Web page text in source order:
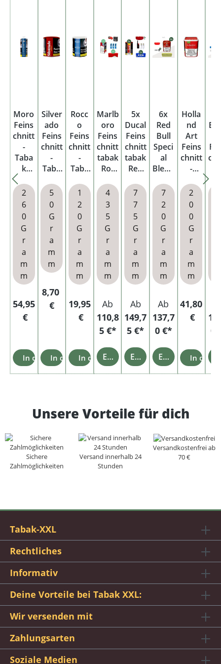
Moro
Feins
chnitt
-
Taba
k
Premi
um
Blau
Dose
L
2
6
0
G
r
a
m
m
Regulärer Preis:
54,95
€
In den Warenkorb
Silver
ado
Feins
chnitt
-
Taba
Wide
Cut
Red
Dose
5
0
G
r
a
m
m
Regulärer Preis:
8,70
€
In den Warenkorb
Rocc
o
Feins
chnitt
-
Taba
Blau
Dose
1
2
0
G
r
a
m
m
Regulärer Preis:
19,95
€
In den Warenkorb
Marlb
oro
Feins
chnitt
tabak
Rot
Dose
mit
1000
King
Size
Filter
hülse
n und
Etui
4
3
5
G
r
a
m
m
Ab
110,8
5 €*
Einzelheiten
5x
Ducal
Feins
chnitt
tabak
Red
mit
1000
Filter
hülse
n und
Glasa
schen
bech
er
7
7
5
G
r
a
m
m
Ab
149,7
5 €*
Einzelheiten
6x
Red
Bull
Speci
al
Blend
chnitt
-
Taba
k
Dose
mit
wähl
baren
Hülse
n und
Glasa
schen
bech
er
7
2
0
G
r
a
m
m
Ab
137,7
0 €*
Einzelheiten
Holla
nd
Art
Feins
chnitt
-
k
Amer
ican
Blend
Rot
Dose
2
0
0
G
r
a
m
m
41,80
€
In den
0
Unsere Vorteile für dich
Sichere
Zahlmöglichkeiten
Versand innerhalb 24
Stunden
Versandkostenfrei ab
70 €
Tabak-XXL
Rechtliches
Informativ
Deine Vorteile bei Tabak XXL:
Wir versenden mit
Zahlungsarten
Soziale Medien